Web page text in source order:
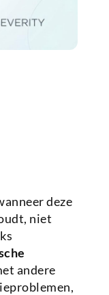
deze
niet
andere